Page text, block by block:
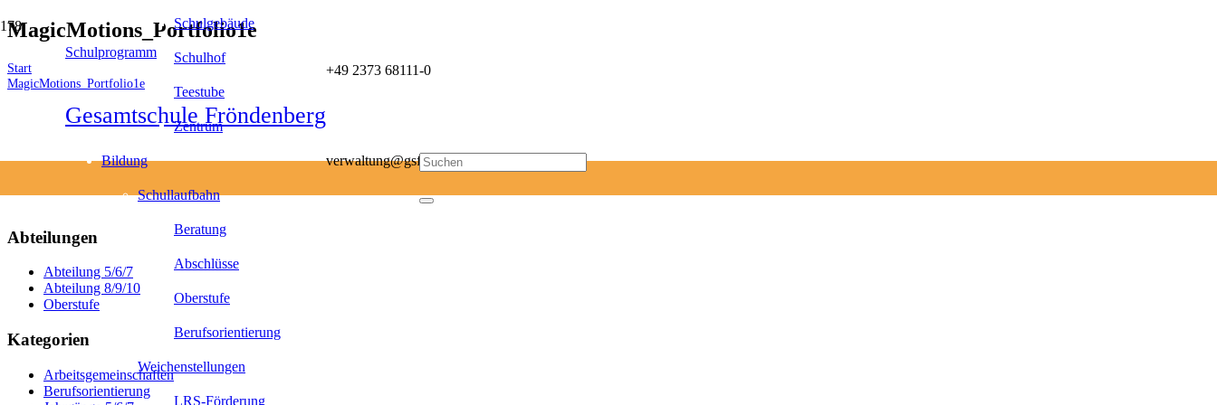
Schulprogramm
Gesamtschule Fröndenberg
+49 2373 68111-0
verwaltung@gsf-mail.de
Schulgebäude
Schulhof
Teestube
Zentrum
Bildung
Schullaufbahn
Beratung
Abschlüsse
Oberstufe
Berufsorientierung
Weichenstellungen
LRS-Förderung
MagicMotions_Portfolio1e
Start
MagicMotions_Portfolio1e
Abteilungen
Abteilung 5/6/7
Abteilung 8/9/10
Oberstufe
Kategorien
Arbeitsgemeinschaften
Berufsorientierung